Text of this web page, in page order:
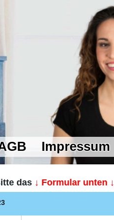
Impressum
das ↓ Formular unten ↓